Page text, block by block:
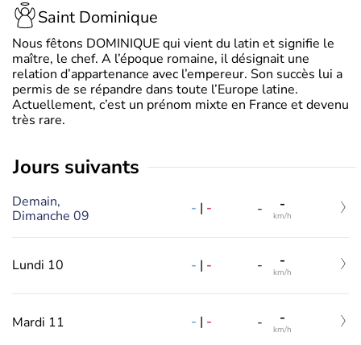
Saint Dominique
Nous fêtons DOMINIQUE qui vient du latin et signifie le
maître, le chef. A l’époque romaine, il désignait une
relation d’appartenance avec l’empereur. Son succès lui a
permis de se répandre dans toute l’Europe latine.
Actuellement, c’est un prénom mixte en France et devenu
très rare.
jours suivants
Demain,
Dimanche 09
- | - - -
km/h
Lundi 10 - | - - -
km/h
Mardi 11 - | - - -
km/h